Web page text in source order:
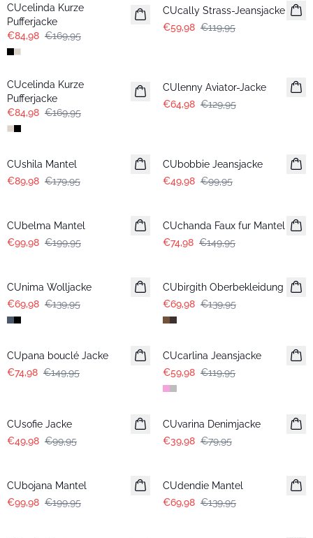
CUcelinda Kurze
Pufferjacke
€84,98 €169,95
CUcally Strass-Jeansjacke
€59,98 €119,95
-50%
CUcelinda Kurze
Pufferjacke
€84,98 €169,95
CUlenny Aviator-Jacke
€64,98 €129,95
-50%
CUshila Mantel
€89,98 €179,95
CUbobbie Jeansjacke
€49,98 €99,95
CUbelma Mantel
€99,98 €199,95
CUchanda Faux fur Mantel
€74,98 €149,95
CUnima Wolljacke
€69,98 €139,95
CUbirgith Oberbekleidung
€69,98 €139,95
-50%
CUpana bouclé Jacke
€74,98 €149,95
-50%
CUcarlina Jeansjacke
€59,98 €119,95
CUsofie Jacke
€49,98 €99,95
-50%
CUvarina Denimjacke
€39,98 €79,95
CUbojana Mantel
€99,98 €199,95
CUdendie Mantel
€69,98 €139,95